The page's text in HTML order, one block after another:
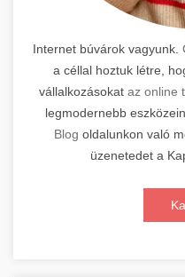
Internet búvárok vagyunk.
a céllal hoztuk létre,
vállalkozásokat az online
legmodernebb
Blog oldalunkon való
üzenetedet a